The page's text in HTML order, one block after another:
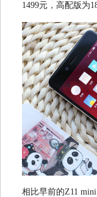
1499元，高配版为
相比早前的Z11